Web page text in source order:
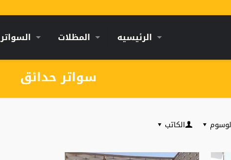
الرئيسيه المظلات السواتر
سواتر حدائق
الكاتب